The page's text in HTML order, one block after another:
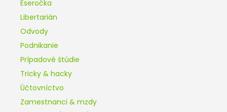
Eseročka
Libertarián
Odvody
Podnikanie
Prípadové štúdie
Tricky & hacky
Účtovníctvo
Zamestnanci & mzdy